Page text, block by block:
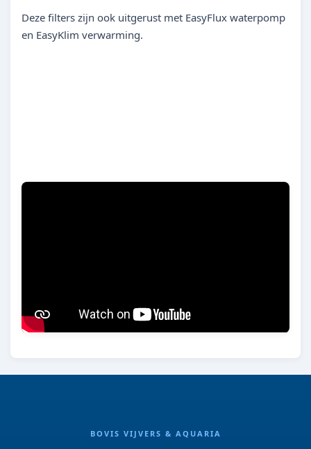
Deze filters zijn ook uitgerust met EasyFlux waterpomp
en EasyKlim verwarming.
BOVIS VIJVERS & AQUARIA